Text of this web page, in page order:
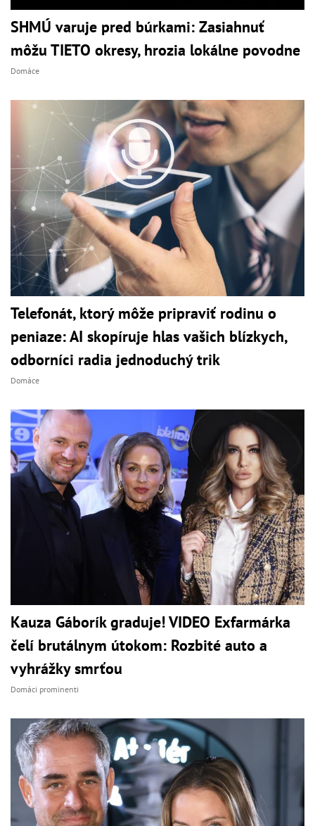
SHMÚ varuje pred búrkami: Zasiahnuť
môžu TIETO okresy, hrozia lokálne povodne
Domáce
Telefonát, ktorý môže pripraviť rodinu o
peniaze: AI skopíruje hlas vašich blízkych,
odborníci radia jednoduchý trik
Domáce
Kauza Gáborík graduje! VIDEO Exfarmárka
čelí brutálnym útokom: Rozbité auto a
vyhrážky smrťou
Domáci prominenti